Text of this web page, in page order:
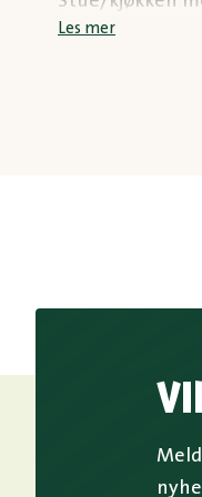
innredning i
Les mer